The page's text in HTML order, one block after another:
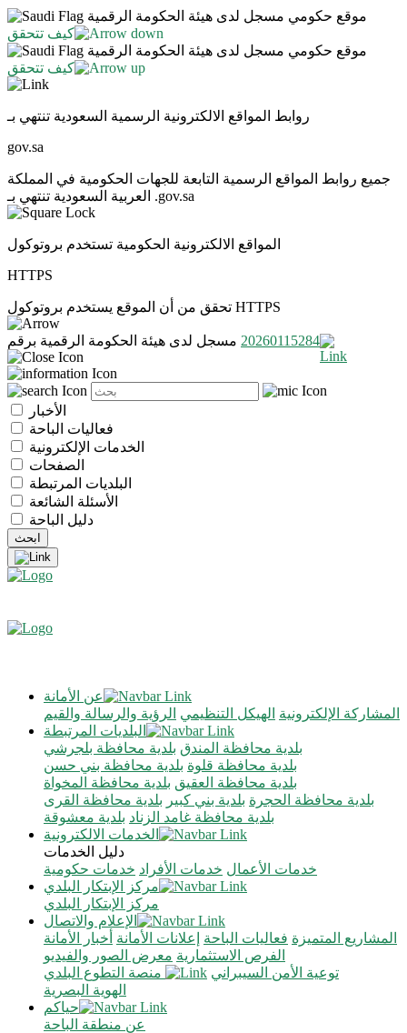
موقع حكومي مسجل لدى هيئة الحكومة الرقمية
كيف تتحقق
موقع حكومي مسجل لدى هيئة الحكومة الرقمية
كيف تتحقق
روابط المواقع الالكترونية الرسمية السعودية تنتهي بـ
gov.sa
جميع روابط المواقع الرسمية التابعة للجهات الحكومية في المملكة
العربية السعودية تنتهي بـ .gov.sa
المواقع الالكترونية الحكومية تستخدم بروتوكول
HTTPS
تحقق من أن الموقع يستخدم بروتوكول HTTPS
مسجل لدى هيئة الحكومة الرقمية برقم 20260115284
الأخبار
فعاليات الباحة
الخدمات الإلكترونية
الصفحات
البلديات المرتبطة
الأسئلة الشائعة
دليل الباحة
عن الأمانة
الرؤية والرسالة والقيم الهيكل التنظيمي المشاركة الإلكترونية
البلديات المرتبطة
بلدية محافظة بلجرشي بلدية محافظة المندق
بلدية محافظة بني حسن بلدية محافظة قلوة
بلدية محافظة المخواة بلدية محافظة العقيق
بلدية محافظة القرى بلدية بني كبير بلدية محافظة الحجرة
بلدية معشوقة بلدية محافظة غامد الزناد
الخدمات الالكترونية
دليل الخدمات
خدمات حكومية خدمات الأفراد خدمات الأعمال
مركز الإبتكار البلدي
مركز الإبتكار البلدي
الإعلام والاتصال
أخبار الأمانة إعلانات الأمانة فعاليات الباحة المشاريع المتميزة
معرض الصور والفيديو الفرص الاستثمارية
منصة التطوع البلدي
توعية الأمن السيبراني
الهوية البصرية
حياكم
عن منطقة الباحة